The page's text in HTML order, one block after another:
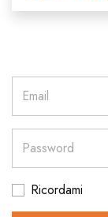
Email
Password
Ricordami